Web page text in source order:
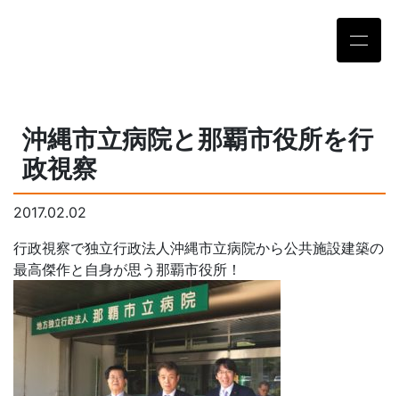
沖縄市立病院と那覇市役所を行
政視察
2017.02.02
行政視察で独立行政法人沖縄市立病院から公共施設建築の
最高傑作と自身が思う那覇市役所！